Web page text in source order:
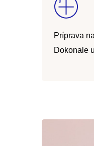
Príprava
Dokonale